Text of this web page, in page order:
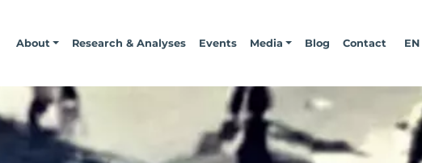
About Research & Analyses Events Media Blog Contact EN